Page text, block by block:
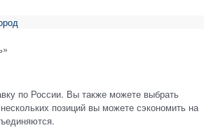
по России. Вы также можете выбрать
позиций вы можете сэкономить на